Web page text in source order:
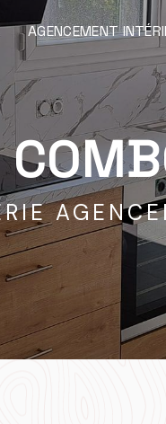
AGENCEMENT